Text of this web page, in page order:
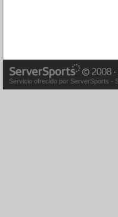
Servicio ofrecido por ServerSports -